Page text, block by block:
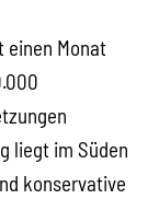
einen Monat
liegt im Süden
konservative